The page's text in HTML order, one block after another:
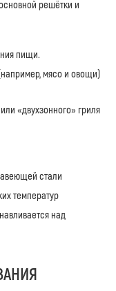
решётки и
пищи.
мясо и овощи)
«двухзонного» гриля
стали
температур
над